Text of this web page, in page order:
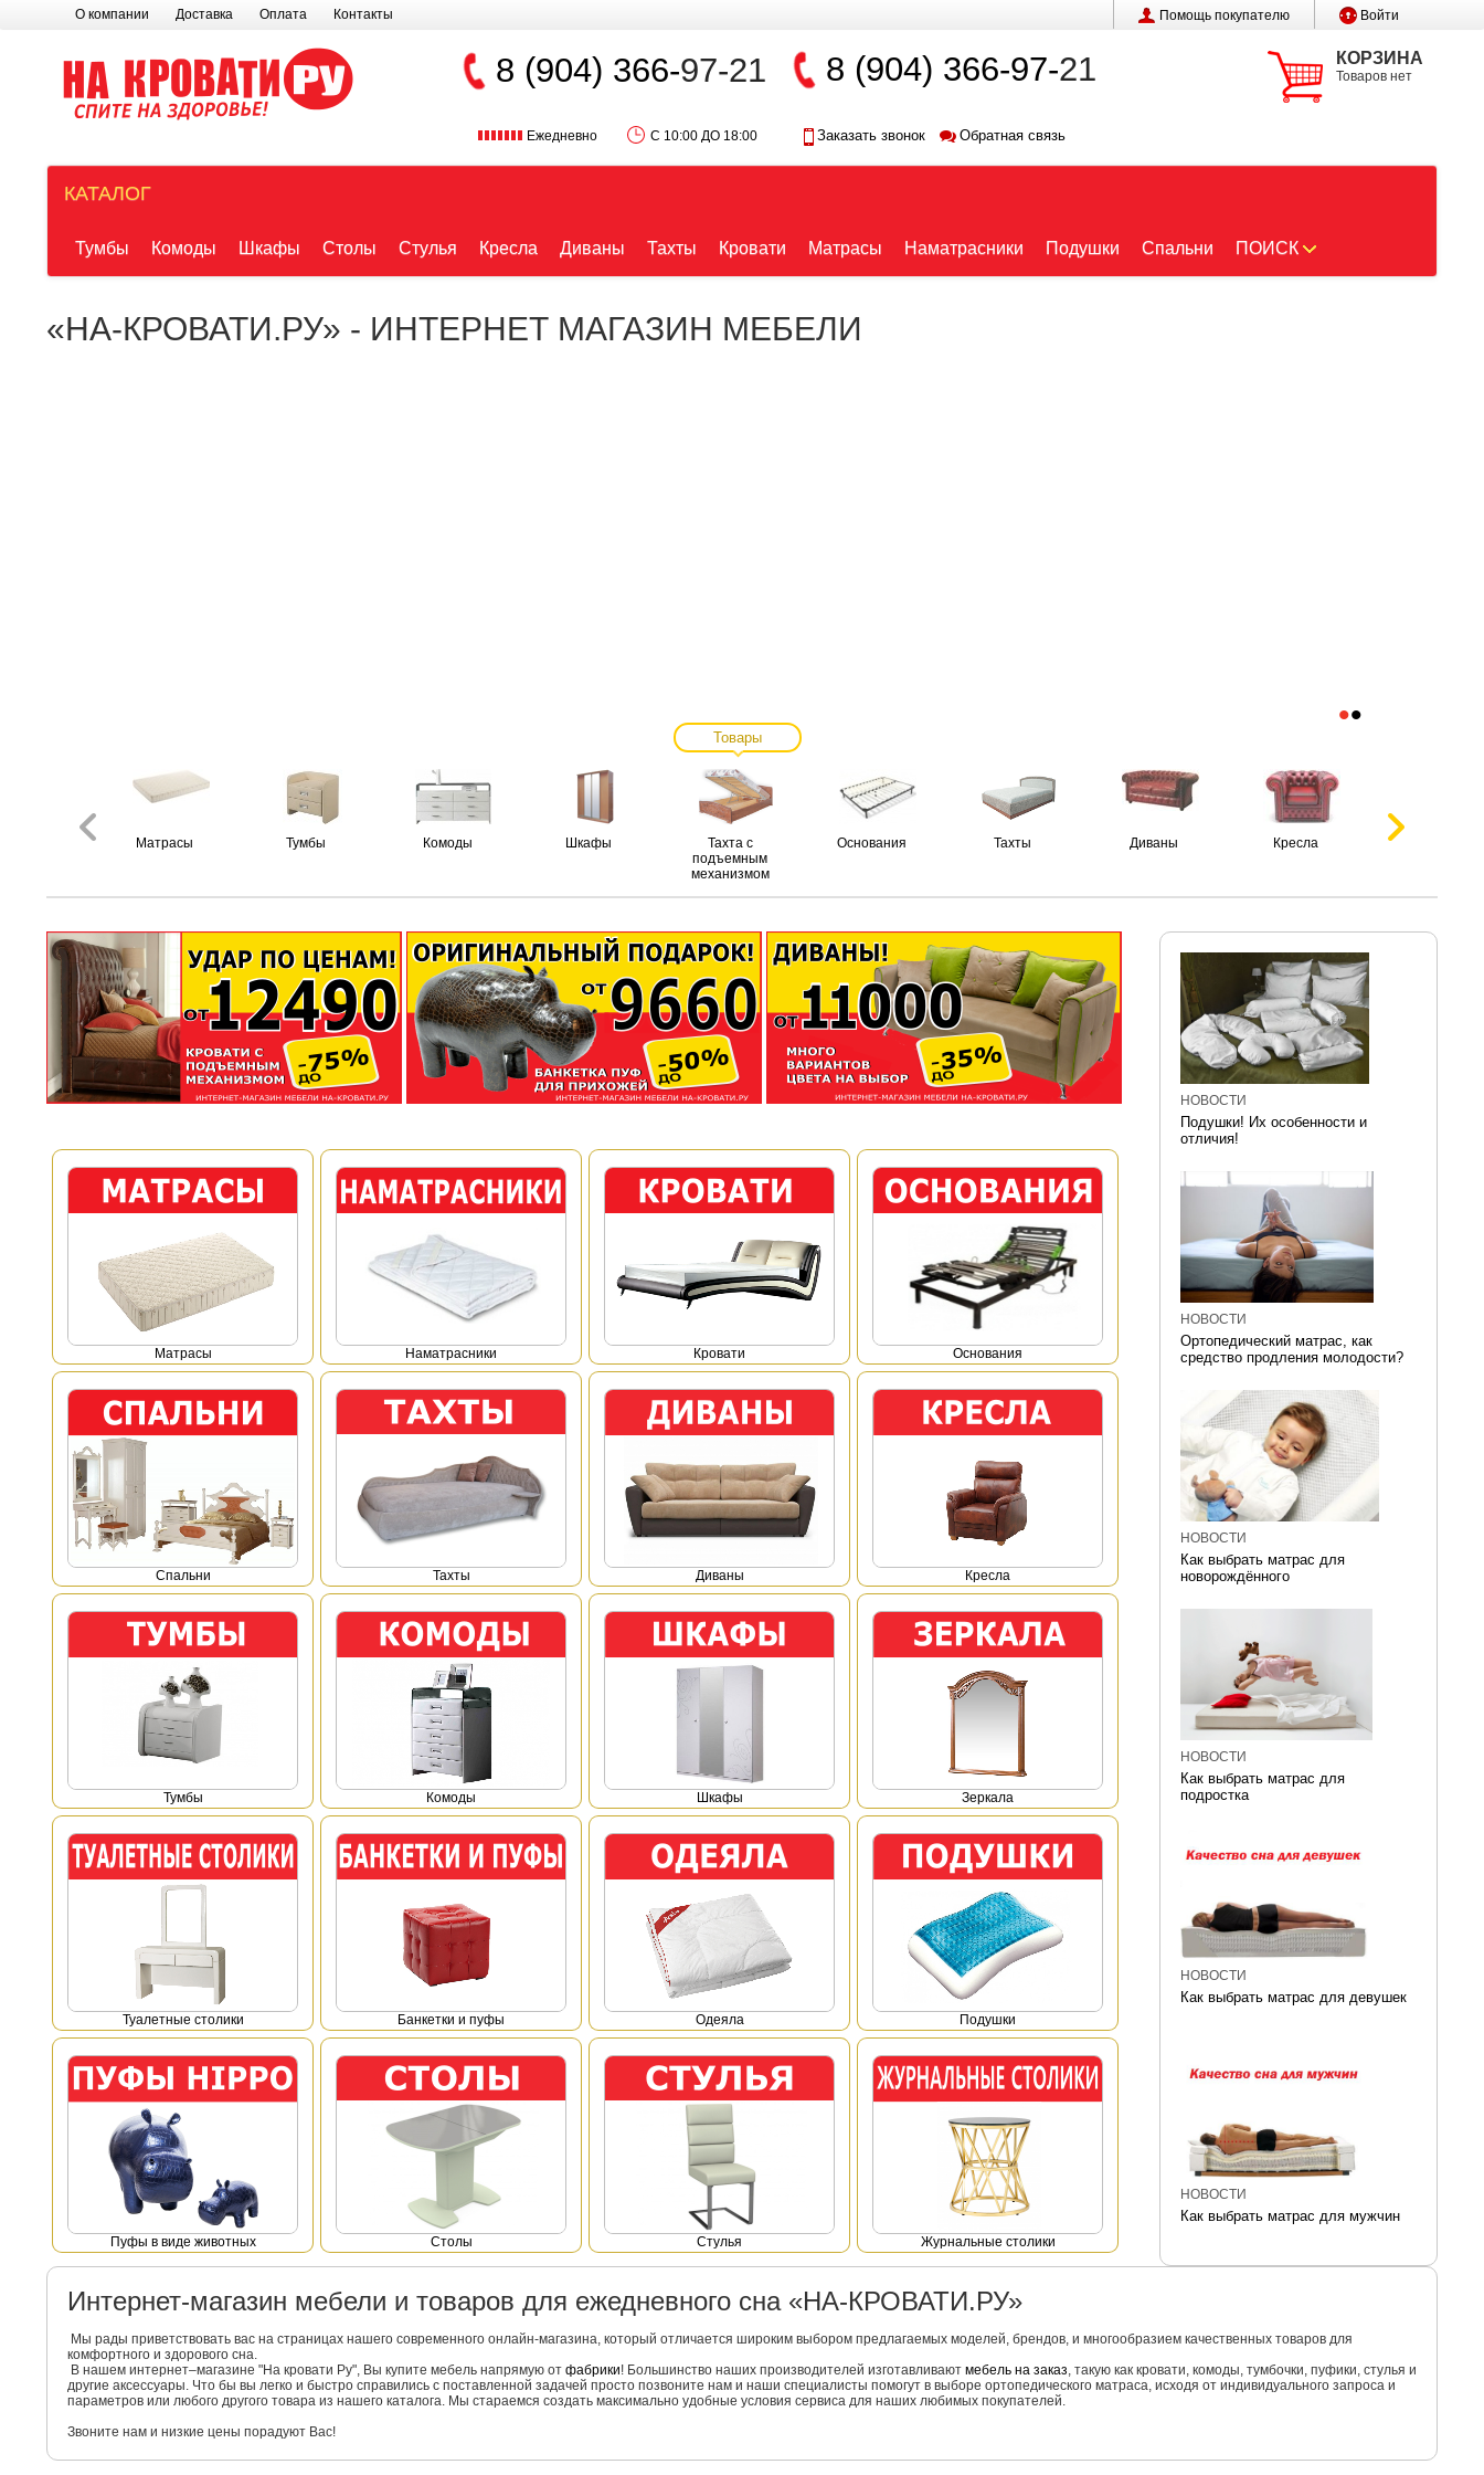
О компании Доставка Оплата Контакты Помощь покупателю Войти
КОРЗИНА
Товаров нет
8 (904) 366-97-21
Ежедневно С 10:00 ДО 18:00
8 (904) 366-97-21
Заказать звонок Обратная связь
КАТАЛОГ
Тумбы Комоды Шкафы Столы Стулья Кресла Диваны Тахты Кровати Матрасы Наматрасники Подушки Спальни ПОИСК
«НА-КРОВАТИ.РУ» - ИНТЕРНЕТ МАГАЗИН МЕБЕЛИ
••
Товары
Матрасы Тумбы Комоды Шкафы
Тахта с
подъемным
механизмом
Основания Тахты Диваны Кресла
НОВОСТИ
Подушки! Их особенности и
отличия!
НОВОСТИ
Ортопедический матрас, как
средство продления молодости?
НОВОСТИ
Как выбрать матрас для
новорождённого
НОВОСТИ
Как выбрать матрас для
подростка
НОВОСТИ
Как выбрать матрас для девушек
НОВОСТИ
Как выбрать матрас для мужчин
Mатрасы Наматрасники Кровати Основания
Спальни Тахты Диваны Кресла
Тумбы Комоды Шкафы Зеркала
Туалетные столики Банкетки и пуфы Одеяла Подушки
Пуфы в виде животных Столы Стулья Журнальные столики
Интернет-магазин мебели и товаров для ежедневного сна «НА-КРОВАТИ.РУ»
Мы рады приветствовать вас на страницах нашего современного онлайн-магазина, который отличается широким выбором предлагаемых моделей, брендов, и многообразием качественных товаров для
комфортного и здорового сна.
В нашем интернет–магазине "На кровати Ру", Вы купите мебель напрямую от фабрики! Большинство наших производителей изготавливают мебель на заказ, такую как кровати, комоды, тумбочки, пуфики, стулья и
другие аксессуары. Что бы вы легко и быстро справились с поставленной задачей просто позвоните нам и наши специалисты помогут в выборе ортопедического матраса, исходя от индивидуального запроса и
параметров или любого другого товара из нашего каталога. Мы стараемся создать максимально удобные условия сервиса для наших любимых покупателей.
Звоните нам и низкие цены порадуют Вас!